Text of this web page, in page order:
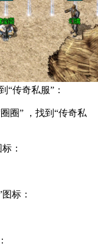
传奇私服”：
圈” ，找到“传奇私
：
标：